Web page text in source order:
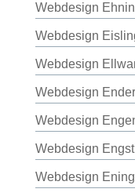
Webdesign
Webdesign
Webdesign
Webdesign
Webdesign
Webdesign
Webdesign